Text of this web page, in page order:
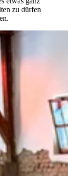
zu dürfen